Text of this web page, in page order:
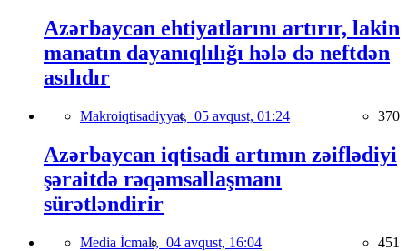
Azərbaycan ehtiyatlarını artırır, lakin
manatın dayanıqlılığı hələ də neftdən
asılıdır
Makroiqtisadiyyat, 05 avqust, 01:24 370
Azərbaycan iqtisadi artımın zəiflədiyi
şəraitdə rəqəmsallaşmanı
sürətləndirir
Media İcmalı, 04 avqust, 16:04 451